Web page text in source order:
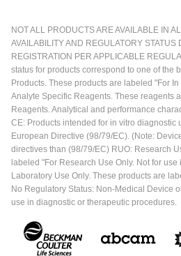
NOT ALL PRODUCTS ARE AVAILABLE IN
AVAILABILITY AND REGULATORY
REGISTRATION PER APPLICABLE
status for products correspond to one of the
Products. These products are labeled "For
Analyte Specific Reagents. These reagents
Reagents. Analytical and performance
CE: Products intended for in vitro diagnostic
European Directive (98/79/EC). (Note:
directives than (98/79/EC) RUO: Research
labeled "For Research Use Only. Not for
Laboratory Use Only. These products are
No Regulatory Status: Non-Medical Device
use in diagnostic or therapeutic procedures.